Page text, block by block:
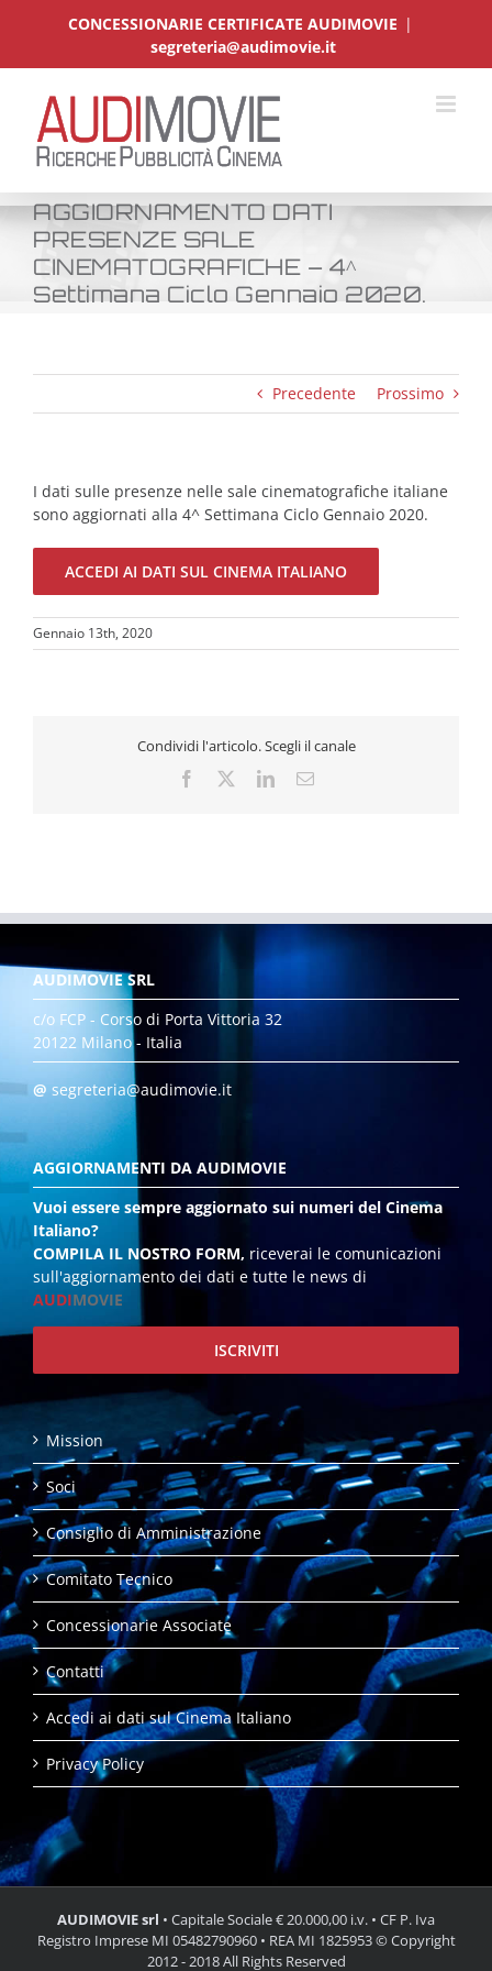
CONCESSIONARIE CERTIFICATE AUDIMOVIE |
segreteria@audimovie.it
AGGIORNAMENTO DATI
PRESENZE SALE
CINEMATOGRAFICHE – 4^
Settimana Ciclo Gennaio 2020.
Precedente Prossimo
I dati sulle presenze nelle sale cinematografiche italiane
sono aggiornati alla 4^ Settimana Ciclo Gennaio 2020.
ACCEDI AI DATI SUL CINEMA ITALIANO
Gennaio 13th, 2020
Condividi l'articolo. Scegli il canale
Facebook LinkedInEmail
AUDIMOVIE SRL
c/o FCP - Corso di Porta Vittoria 32
20122 Milano - Italia
@ segreteria@audimovie.it
AGGIORNAMENTI DA AUDIMOVIE
Vuoi essere sempre aggiornato sui numeri del Cinema
Italiano?
COMPILA IL NOSTRO FORM, riceverai le comunicazioni
sull'aggiornamento dei dati e tutte le news di
AUDIMOVIE
ISCRIVITI
Mission
Soci
Consiglio di Amministrazione
Comitato Tecnico
Concessionarie Associate
Contatti
Accedi ai dati sul Cinema Italiano
Privacy Policy
AUDIMOVIE srl • Capitale Sociale € 20.000,00 i.v. • CF P. Iva
Registro Imprese MI 05482790960 • REA MI 1825953 © Copyright
2012 - 2018 All Rights Reserved